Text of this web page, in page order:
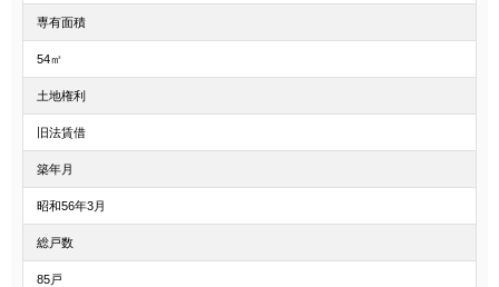
専有面積
54㎡
土地権利
旧法賃借
築年月
昭和56年3月
総戸数
85戸